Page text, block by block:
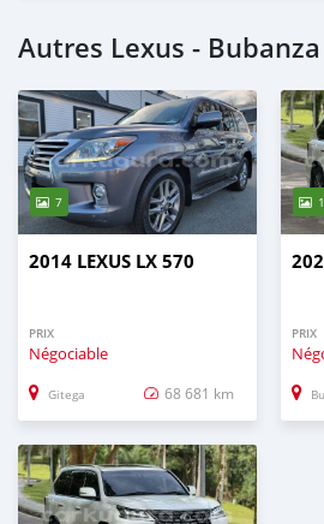
Autres Lexus - Bubanza
7
2014 LEXUS LX 570
PRIX
Négociable
Gitega 68 681 km
PRIX